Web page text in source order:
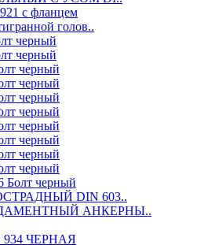
c фланцем
голов..
черный
черный
черный
черный
черный
черный
черный
черный
черный
черный
Болт черный
DIN 603..
АНКЕРНЫ..
ЧЕРНАЯ